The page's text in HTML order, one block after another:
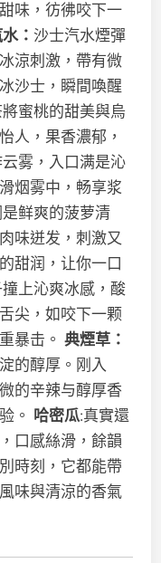
味，彷彿咬下一
：沙士汽水煙彈
涼刺激，帶有微
沙士，瞬間喚醒
蜜桃的甜美與烏
人，果香濃郁，
雾，入口满是沁
烟雾中，畅享浆
鲜爽的菠萝清
味迸发，刺激又
甜润，让你一口
上沁爽冰感，酸
尖，如咬下一颗
暴击。典煙草：
的醇厚。刚入
的辛辣与醇厚香
。 哈密瓜:真實還
口感絲滑，餘韻
時刻，它都能帶
味與清涼的香氣